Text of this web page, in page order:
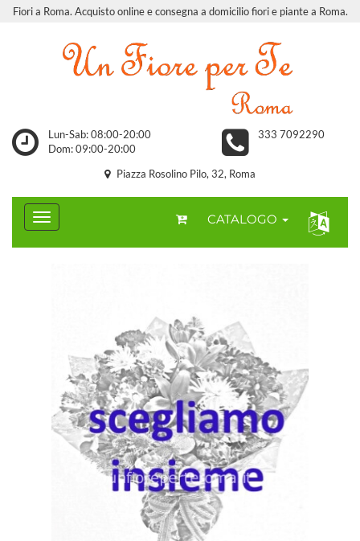
Fiori a Roma. Acquisto online e consegna a domicilio fiori e piante a Roma.
Lun-Sab: 08:00-20:00
Dom: 09:00-20:00
333 7092290
Piazza Rosolino Pilo, 32, Roma
CATALOGO